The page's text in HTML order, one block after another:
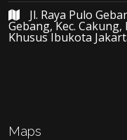
Jl. Raya Pulo
Gebang, Kec.
Khusus Ibukota
Maps